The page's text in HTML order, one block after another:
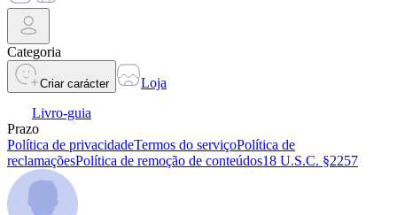
Categoria
Criar carácter
Loja
Livro-guia
Prazo
Política de privacidadeTermos do serviçoPolítica de
reclamaçõesPolítica de remoção de conteúdos18 U.S.C. §2257